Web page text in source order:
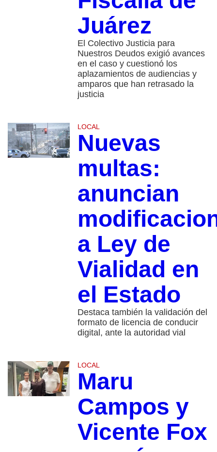
Juárez
El Colectivo Justicia para
Nuestros Deudos exigió avances
en el caso y cuestionó los
aplazamientos de audiencias y
amparos que han retrasado la
justicia
LOCAL
Nuevas
multas:
anuncian
a Ley de
Vialidad en
el Estado
Destaca también la validación del
formato de licencia de conducir
digital, ante la autoridad vial
LOCAL
Maru
Campos y
Vicente Fox